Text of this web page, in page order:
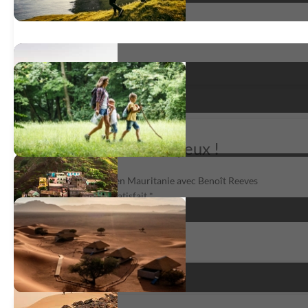
Des étoiles plein les yeux !
Voyage astronomie en Mauritanie avec Benoît Reeves
très satisfait*